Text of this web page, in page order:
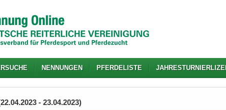
NENNUNGEN PFERDELISTE
- 23.04.2023)